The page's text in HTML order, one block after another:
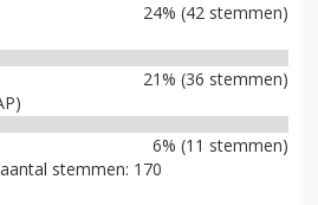
24% (42 stemmen)
21% (36 stemmen)
6% (11 stemmen)
stemmen: 170